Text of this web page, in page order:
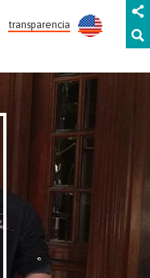
transparencia